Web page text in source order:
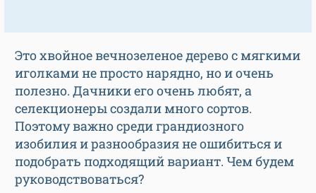
Это хвойное вечнозеленое дерево с мягкими
иголками не просто нарядно, но и очень
полезно. Дачники его очень любят, а
селекционеры создали много сортов.
Поэтому важно среди грандиозного
изобилия и разнообразия не ошибиться и
подобрать подходящий вариант. Чем будем
руководствоваться?